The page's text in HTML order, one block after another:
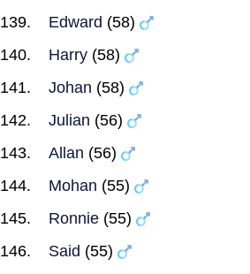
Edward (58)
Harry (58)
Johan (58)
Julian (56)
Allan (56)
Mohan (55)
Ronnie (55)
Said (55)